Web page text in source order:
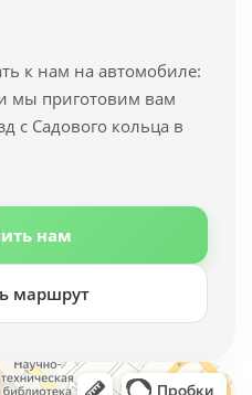
к нам на автомобиле:
мы приготовим вам
с Садового кольца в
нам
маршрут